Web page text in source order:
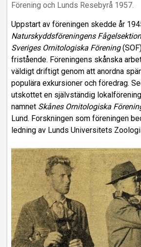
Förening och Lunds Resebyrå 1957.
Uppstart av föreningen skedde år
Naturskyddsföreningens Fågelsektion
Sveriges Ornitologiska Förening
fristående. Föreningens skånska
väldigt driftigt genom att anordna
populära exkursioner och föredrag.
utskottet en självständig
namnet Skånes Ornitologiska
Lund. Forskningen som föreningen
ledning av Lunds Universitets